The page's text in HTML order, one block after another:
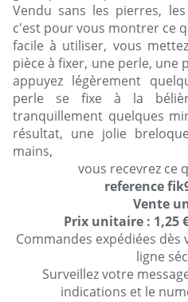
Vendu sans les pierres,
c'est pour vous montrer ce
facile à utiliser, vous
pièce à fixer, une perle, une
appuyez légèrement
perle se fixe à la
tranquillement quelques
résultat, une jolie
mains,
vous recevrez ce
reference
Vente
Prix unitaire : 1,25
Commandes expédiées
ligne
Surveillez votre
indications et le